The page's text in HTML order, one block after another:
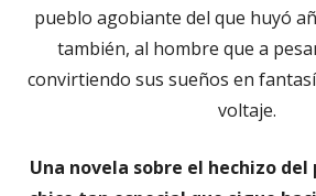
pueblo agobiante del que huyó
también, al hombre que a
convirtiendo sus sueños en
voltaje.
Una novela sobre el hechizo